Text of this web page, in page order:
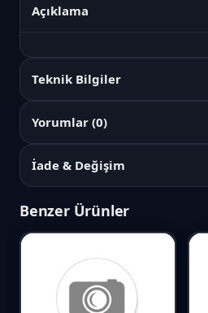
Açıklama
Teknik Bilgiler
Yorumlar (0)
İade & Değişim
Benzer Ürünler
Favori